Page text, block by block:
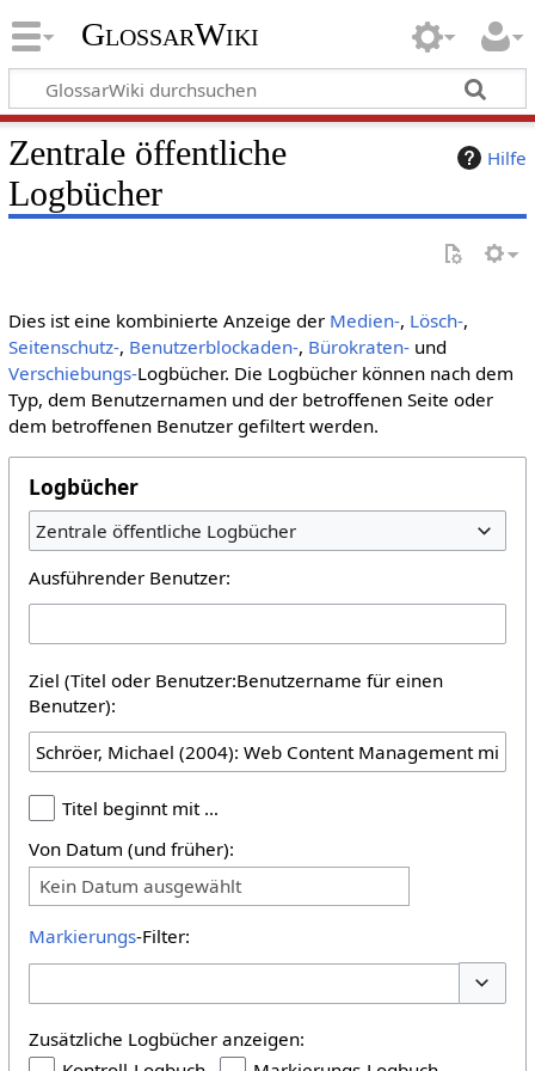
GlossarWiki
Hilfe
Zentrale öffentliche
Logbücher
Dies ist eine kombinierte Anzeige der Medien-, Lösch-,
Seitenschutz-, Benutzerblockaden-, Bürokraten-und
Verschiebungs-Logbücher. Die Logbücher können nach dem
Typ, dem Benutzernamen und der betroffenen Seite oder
dem betroffenen Benutzer gefiltert werden.
Logbücher
Zentrale öffentliche Logbücher
Ausführender Benutzer:
Ziel (Titel oder Benutzer:Benutzername für einen
Benutzer):
Titel beginnt mit …
Von Datum (und früher):
Kein Datum ausgewählt
Markierungs-Filter:
Zusätzliche Logbücher anzeigen: